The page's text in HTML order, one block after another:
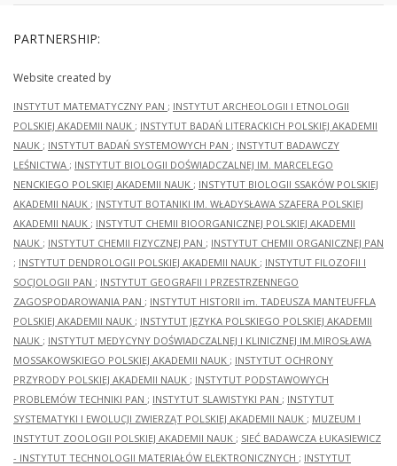
PARTNERSHIP:
Website created by
INSTYTUT MATEMATYCZNY PAN ; INSTYTUT ARCHEOLOGII I ETNOLOGII
POLSKIEJ AKADEMII NAUK ; INSTYTUT BADAŃ LITERACKICH POLSKIEJ AKADEMII
NAUK ; INSTYTUT BADAŃ SYSTEMOWYCH PAN ; INSTYTUT BADAWCZY
LEŚNICTWA ; INSTYTUT BIOLOGII DOŚWIADCZALNEJ IM. MARCELEGO
NENCKIEGO POLSKIEJ AKADEMII NAUK ; INSTYTUT BIOLOGII SSAKÓW POLSKIEJ
AKADEMII NAUK ; INSTYTUT BOTANIKI IM. WŁADYSŁAWA SZAFERA POLSKIEJ
AKADEMII NAUK ; INSTYTUT CHEMII BIOORGANICZNEJ POLSKIEJ AKADEMII
NAUK ; INSTYTUT CHEMII FIZYCZNEJ PAN ; INSTYTUT CHEMII ORGANICZNEJ PAN
; INSTYTUT DENDROLOGII POLSKIEJ AKADEMII NAUK ; INSTYTUT FILOZOFII I
SOCJOLOGII PAN ; INSTYTUT GEOGRAFII I PRZESTRZENNEGO
ZAGOSPODAROWANIA PAN ; INSTYTUT HISTORII im. TADEUSZA MANTEUFFLA
POLSKIEJ AKADEMII NAUK ; INSTYTUT JĘZYKA POLSKIEGO POLSKIEJ AKADEMII
NAUK ; INSTYTUT MEDYCYNY DOŚWIADCZALNEJ I KLINICZNEJ IM.MIROSŁAWA
MOSSAKOWSKIEGO POLSKIEJ AKADEMII NAUK ; INSTYTUT OCHRONY
PRZYRODY POLSKIEJ AKADEMII NAUK ; INSTYTUT PODSTAWOWYCH
PROBLEMÓW TECHNIKI PAN ; INSTYTUT SLAWISTYKI PAN ; INSTYTUT
SYSTEMATYKI I EWOLUCJI ZWIERZĄT POLSKIEJ AKADEMII NAUK ; MUZEUM I
INSTYTUT ZOOLOGII POLSKIEJ AKADEMII NAUK ; SIEĆ BADAWCZA ŁUKASIEWICZ
- INSTYTUT TECHNOLOGII MATERIAŁÓW ELEKTRONICZNYCH ; INSTYTUT